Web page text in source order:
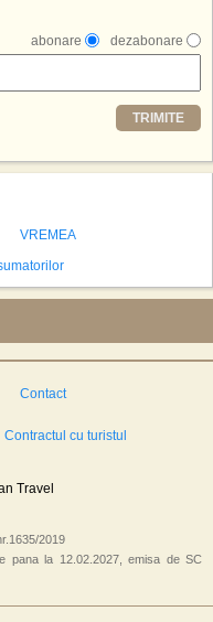
doar o locatie, ci poate mai
cofondator al Moon World
2026 ar putea deveni un an
a gazdui aceasta constructie
India, Polonia, Thailanda,
Totusi, Spania, care se
vizitata tara din lume in 2025,
si capacitatea hoteliera."
dezabonare
abonare
TRIMITE
VREMEA
Contact
Contractul cu turistul
Travel
2019
pana la 12.02.2027, emisa de SC